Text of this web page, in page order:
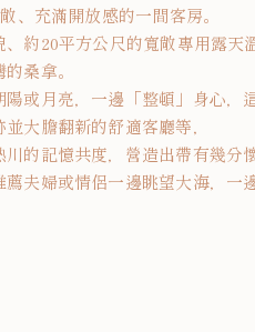
、充滿開放感的一間客房。
約20平方公尺的寬敞專用露天
桑拿。
或月亮，一邊「整頓」身心，
大膽翻新的舒適客廳等，
的記憶共度，營造出帶有幾分
夫婦或情侶一邊眺望大海，一